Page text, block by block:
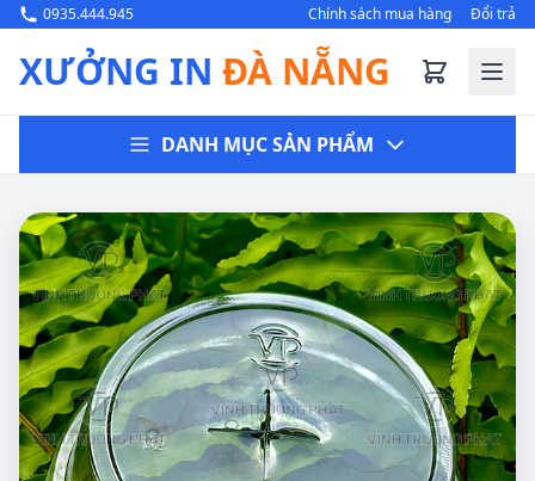
0935.444.945 Chính sách mua hàng Đổi trả
XƯỞNG IN ĐÀ NẴNG
DANH MỤC SẢN PHẨM